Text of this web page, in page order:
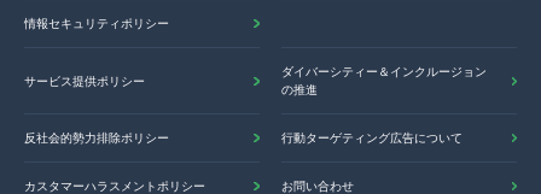
情報セキュリティポリシー
サービス提供ポリシー
ダイバーシティー＆インクルージョン
の推進
反社会的勢力排除ポリシー 行動ターゲティング広告について
カスタマーハラスメントポリシー お問い合わせ